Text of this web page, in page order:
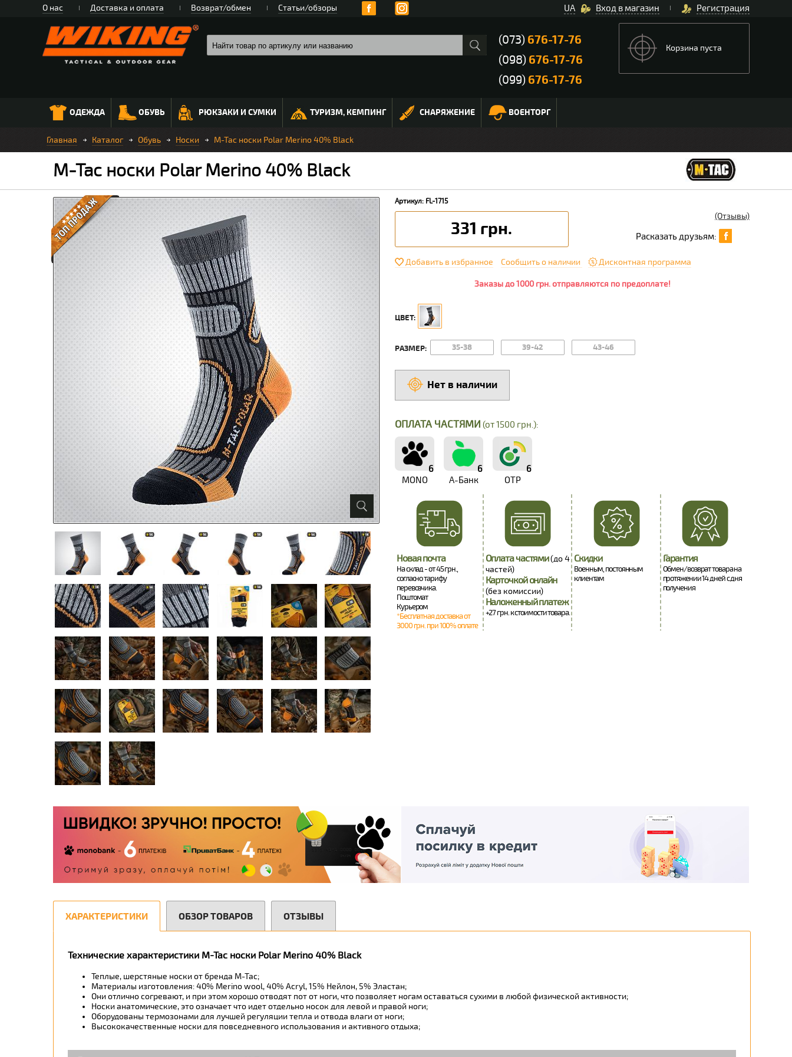
О нас Доставка и оплата Возврат/обмен Статьи/обзоры Вход в магазин Регистрация
UA
(073) 676-17-76
(098) 676-17-76
(099) 676-17-76
Корзина пуста
ОДЕЖДА ОБУВЬ РЮКЗАКИ И СУМКИ ТУРИЗМ, КЕМПИНГ СНАРЯЖЕНИЕ ВОЕНТОРГ
Главная Каталог Обувь Носки M-Tac носки Polar Merino 40% Black
M-Tac носки Polar Merino 40% Black
Артикул: FL-1715
331 грн.
(Отзывы)
Расказать друзьям:
Добавить в избранное Сообщить о наличии Дисконтная программа
Заказы до 1000 грн. отправляются по предоплате!
ЦВЕТ:
РАЗМЕР: 35-38 39-42 43-46
Нет в наличии
ОПЛАТА ЧАСТЯМИ (от 1500 грн.):
6
MONO
6
А-Банк
6
OTP
Новая почта
На склад - от 45 грн.,
согласно тарифу
перевозчика.
Поштомат
Курьером
*Бесплатная доставка от
3000 грн. при 100% оплате
Оплата частями(до 4
частей)
Карточкой онлайн
(без комиссии)
Наложенный платеж
+27 грн. к стоимости товара.
Скидки
Военным, постоянным
клиентам
Гарантия
Обмен/возврат товара на
протяжении 14 дней с дня
получения
ХАРАКТЕРИСТИКИ
Технические характеристики M-Tac носки Polar Merino 40% Black
Теплые, шерстяные носки от бренда M-Tac;
Материалы изготовления: 40% Merino wool, 40% Acryl, 15% Нейлон, 5% Эластан;
Они отлично согревают, и при этом хорошо отводят пот от ноги, что позволяет ногам оставаться сухими в любой физической активности;
Носки анатомические, это означает что идет отдельно носок для левой и правой ноги;
Оборудованы термозонами для лучшей регуляции тепла и отвода влаги от ноги;
Высококачественные носки для повседневного использования и активного отдыха;
ОБЗОР ТОВАРОВ ОТЗЫВЫ